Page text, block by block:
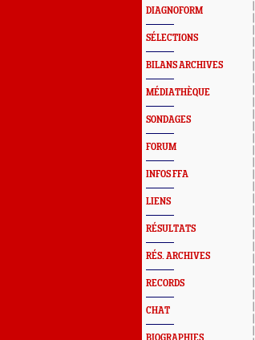
DIAGNOFORM
SÉLECTIONS
BILANS ARCHIVES
MÉDIATHÈQUE
SONDAGES
FORUM
INFOS FFA
LIENS
RÉSULTATS
RÉS. ARCHIVES
RECORDS
CHAT